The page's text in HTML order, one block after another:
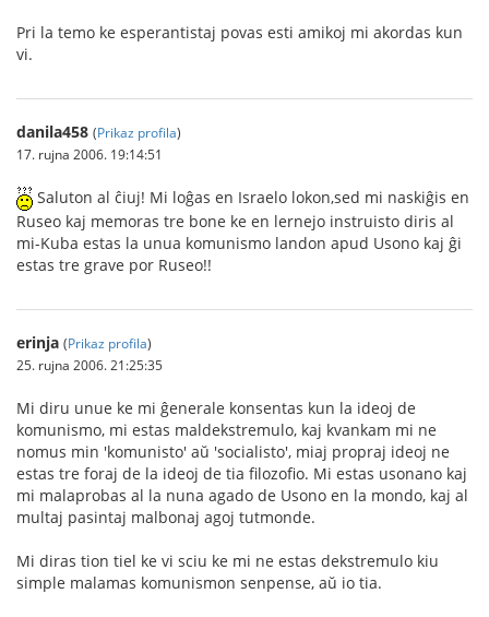
Pri la temo ke esperantistaj povas esti amikoj mi akordas kun
vi.
danila458 (Prikaz profila)
17. rujna 2006. 19:14:51
Saluton al ĉiuj! Mi loĝas en Israelo lokon,sed mi naskiĝis en
Ruseo kaj memoras tre bone ke en lernejo instruisto diris al
mi-Kuba estas la unua komunismo landon apud Usono kaj ĝi
estas tre grave por Ruseo!!
erinja (Prikaz profila)
25. rujna 2006. 21:25:35
Mi diru unue ke mi ĝenerale konsentas kun la ideoj de
komunismo, mi estas maldekstremulo, kaj kvankam mi ne
nomus min 'komunisto' aŭ 'socialisto', miaj propraj ideoj ne
estas tre foraj de la ideoj de tia filozofio. Mi estas usonano kaj
mi malaprobas al la nuna agado de Usono en la mondo, kaj al
multaj pasintaj malbonaj agoj tutmonde.
Mi diras tion tiel ke vi sciu ke mi ne estas dekstremulo kiu
simple malamas komunismon senpense, aŭ io tia.